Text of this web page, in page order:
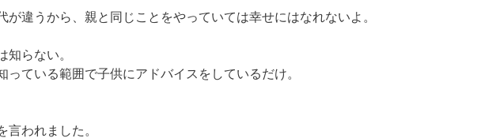
が違うから、親と同じことをやっていては幸せにはなれないよ。
知らない。
っている範囲で子供にアドバイスをしているだけ。
言われました。